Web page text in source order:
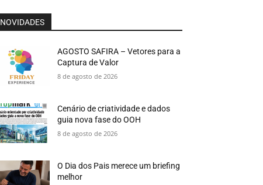
NOVIDADES
AGOSTO SAFIRA – Vetores para a
Captura de Valor
8 de agosto de 2026
Cenário de criatividade e dados
guia nova fase do OOH
8 de agosto de 2026
O Dia dos Pais merece um briefing
melhor